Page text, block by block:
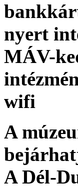
nyert
MÁV-
wifi
A
A Dél-